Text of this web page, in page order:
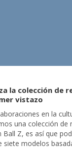
la colección de
vistazo
en la
una colección de
Ball Z, es así que
siete modelos